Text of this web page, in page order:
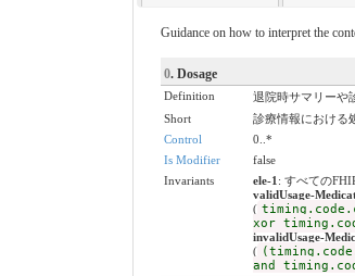
Guidance on how to interpret the
0. Dosage
Definition
退院時サマリーや
Short
診療情報における
Control
0..*
Is Modifier
false
Invariants
ele-1 : すべての
validUsage-
(
xor
invalidUsage-
(
and